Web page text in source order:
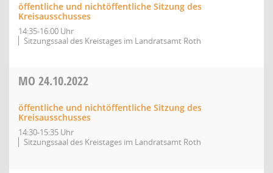
öffentliche und nichtöffentliche Sitzung des
Kreisausschusses
14:35-16:00 Uhr
Sitzungssaal des Kreistages im Landratsamt Roth
MO 24.10.2022
öffentliche und nichtöffentliche Sitzung des
Kreisausschusses
14:30-15:35 Uhr
Sitzungssaal des Kreistages im Landratsamt Roth